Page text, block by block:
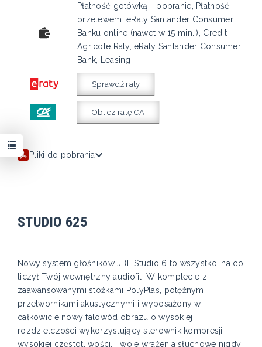
Płatność gotówką - pobranie, Płatność
przelewem, eRaty Santander Consumer
Banku online (nawet w 15 min.!), Credit
Agricole Raty, eRaty Santander Consumer
Bank, Leasing
Sprawdź raty
Oblicz ratę CA
Pliki do pobrania
STUDIO 625
Nowy system głośników JBL Studio 6 to wszystko, na co
liczył Twój wewnętrzny audiofil. W komplecie z
zaawansowanymi stożkami PolyPlas, potężnymi
przetwornikami akustycznymi i wyposażony w
całkowicie nowy falowód obrazu o wysokiej
rozdzielczości wykorzystujący sterownik kompresji
wysokiej częstotliwości, Twoje wrażenia słuchowe nigdy